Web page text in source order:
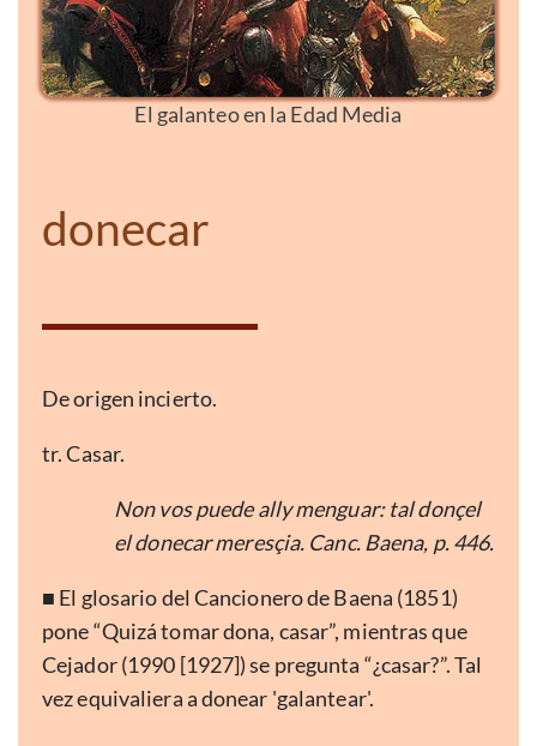
El galanteo en la Edad Media
donecar
De origen incierto.
tr. Casar.
Non vos puede ally menguar: tal donçel
el donecar meresçia. Canc. Baena, p. 446.
■ El glosario del Cancionero de Baena (1851)
pone “Quizá tomar dona, casar”, mientras que
Cejador (1990 [1927]) se pregunta “¿casar?”. Tal
vez equivaliera a donear 'galantear'.